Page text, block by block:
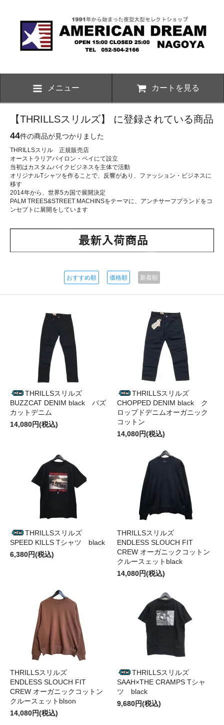
メニュー カートを見る
【THRILLSスリルズ】 に登録されている商品
44件の商品が見つかりました
THRILLSスリル 正規販売店
オーストラリアバイロン・ベイにて設立
当初はカスタムバイクビジネスを主体で活動
オリジナルTシャツを作ることで、反響があり、ファッション・ビジネスに
移す
2014年から、世界5カ国で展開決定
PALM TREES&STREET MACHINSをテーマに、アンチサーフブランドをコ
ンセプトに展開をしています
おすすめ順 価格順 新着順
THRILLSスリルズ
BUZZCAT DENIM black バズ
カットデニム
14,080円(税込)
THRILLSスリルズ
CHOPPED DENIM black ク
ロップドデニムオーガニック
コットン
14,080円(税込)
THRILLSスリルズ
SPEED KILLS Tシャツ black
6,380円(税込)
THRILLSスリルズ
ENDLESS SLOUCH FIT
CREW オーガニックコットン
クルースェットblack
14,080円(税込)
THRILLSスリルズ
ENDLESS SLOUCH FIT
CREW オーガニックコットン
クルースェットblson
14,080円(税込)
THRILLSスリルズ
SAAH×THE CRAMPS Tシャ
ツ black
9,680円(税込)